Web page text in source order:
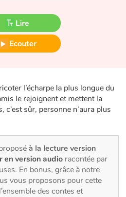
aventure
Lire
Ecouter
l’écharpe la plus longue du
le rejoignent et mettent la
c’est sûr, personne n’aura plus
à la lecture version
en version audio racontée par
En bonus, grâce à notre
vous proposons pour cette
des contes et